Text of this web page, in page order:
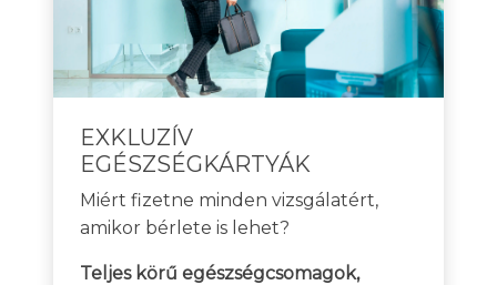
EXKLUZÍV
EGÉSZSÉGKÁRTYÁK
Miért fizetne minden vizsgálatért,
amikor bérlete is lehet?
Teljes körű egészségcsomagok,